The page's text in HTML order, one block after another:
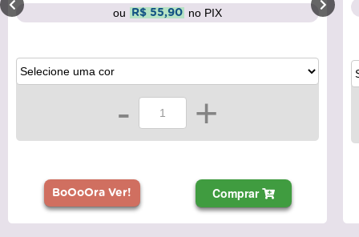
ou R$ 55,90 no PIX
- +
BoOoOra Ver! Comprar